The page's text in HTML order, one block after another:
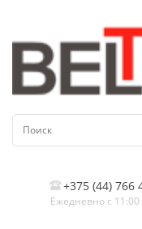
+375 (44) 766
Ежедневно с 11:00